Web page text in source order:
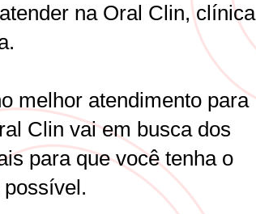
na Oral Clin, clínica
melhor atendimento para
Clin vai em busca dos
para que você tenha o